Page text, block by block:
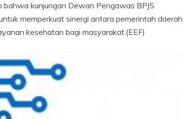
kunjungan Dewan Pengawas BPJS
memperkuat sinergi antara pemerintah daerah
kesehatan bagi masyarakat.(EEF)